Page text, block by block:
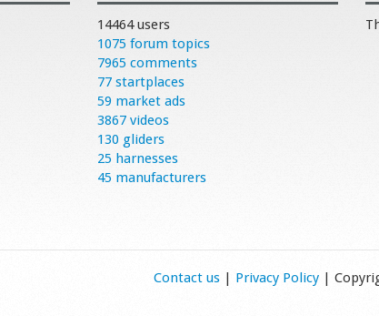
14464 users
1075 forum topics
7965 comments
77 startplaces
59 market ads
3867 videos
130 gliders
25 harnesses
45 manufacturers
Contact us | Privacy Policy |